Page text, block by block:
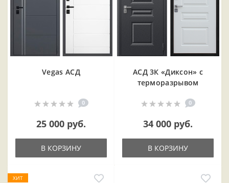
Vegas АСД
0
25 000 руб.
В КОРЗИНУ
АСД 3К «Диксон» с
терморазрывом
0
34 000 руб.
В КОРЗИНУ
ХИТ